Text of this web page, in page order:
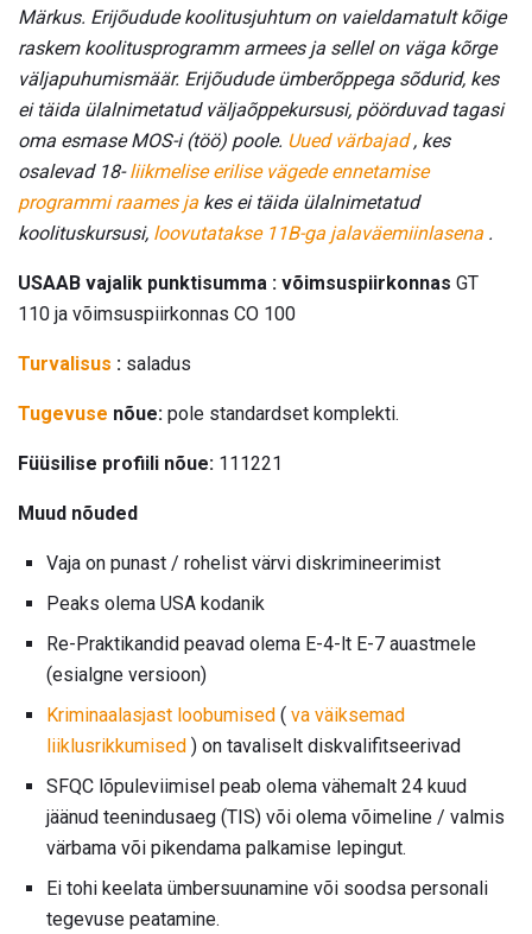
Märkus. Erijõudude koolitusjuhtum on vaieldamatult kõige
raskem koolitusprogramm armees ja sellel on väga kõrge
väljapuhumismäär. Erijõudude ümberõppega sõdurid, kes
ei täida ülalnimetatud väljaõppekursusi, pöörduvad tagasi
oma esmase MOS-i (töö) poole. Uued värbajad, kes
osalevad 18-liikmelise erilise vägede ennetamise
programmi raames ja kes ei täida ülalnimetatud
koolituskursusi, loovutatakse 11B-ga jalaväemiinlasena .
USAAB vajalik punktisumma : võimsuspiirkonnas GT
110 ja võimsuspiirkonnas CO 100
Turvalisus : saladus
Tugevuse nõue: pole standardset komplekti.
Füüsilise profiili nõue: 111221
Muud nõuded
Vaja on punast / rohelist värvi diskrimineerimist
Peaks olema USA kodanik
Re-Praktikandid peavad olema E-4-lt E-7 auastmele
(esialgne versioon)
Kriminaalasjast loobumised ( va väiksemad
liiklusrikkumised ) on tavaliselt diskvalifitseerivad
SFQC lõpuleviimisel peab olema vähemalt 24 kuud
jäänud teenindusaeg (TIS) või olema võimeline / valmis
värbama või pikendama palkamise lepingut.
Ei tohi keelata ümbersuunamine või soodsa personali
tegevuse peatamine.